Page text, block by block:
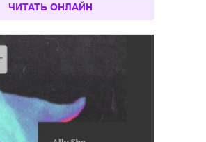
ЧИТАТЬ ОНЛАЙН